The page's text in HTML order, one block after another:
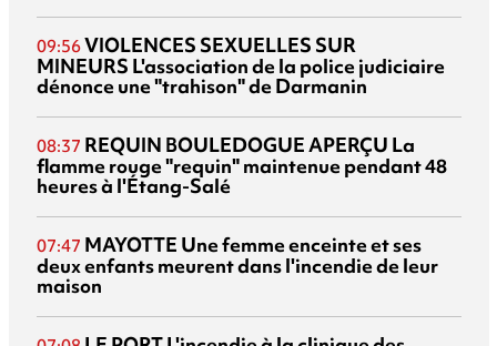
09:56VIOLENCES SEXUELLES SUR
MINEURS L'association de la police judiciaire
dénonce une "trahison" de Darmanin
08:37 REQUIN BOULEDOGUE APERÇU La
flamme rouge "requin" maintenue pendant 48
heures à l'Étang-Salé
07:47 MAYOTTE Une femme enceinte et ses
deux enfants meurent dans l'incendie de leur
maison